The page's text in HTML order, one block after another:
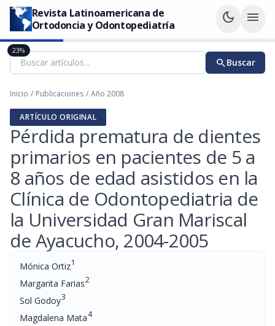
Revista Latinoamericana de
Ortodoncia y Odontopediatría
dark_mode menu
searchBuscar
Inicio / Publicaciones / Año 2008
ARTÍCULO ORIGINAL
Pérdida prematura de dientes
primarios en pacientes de 5 a
8 años de edad asistidos en la
Clínica de Odontopediatria de
la Universidad Gran Mariscal
de Ayacucho, 2004-2005
Mónica Ortiz1
Margarita Farias2
Sol Godoy3
Magdalena Mata4
23%